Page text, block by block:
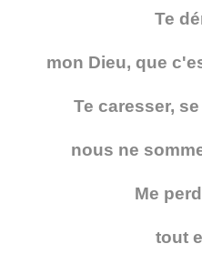
Te
mon Dieu, que
Te caresser,
nous ne
Me
tout